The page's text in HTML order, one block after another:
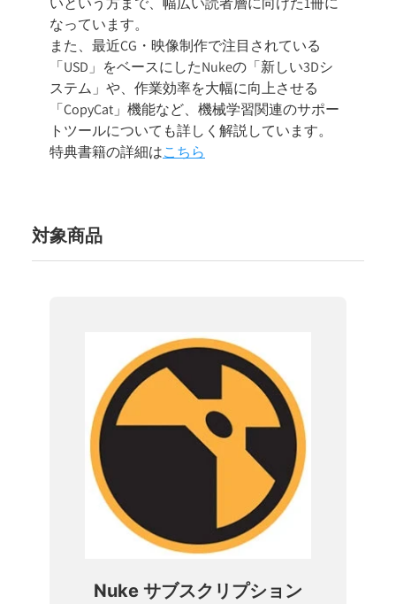
なっています。
また、最近CG・映像制作で注目されている
「USD」をベースにしたNukeの「新しい3Dシ
ステム」や、作業効率を大幅に向上させる
「CopyCat」機能など、機械学習関連のサポー
トツールについても詳しく解説しています。
特典書籍の詳細はこちら
対象商品
Nuke サブスクリプション